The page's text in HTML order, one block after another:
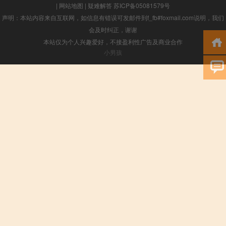
| 网站地图 | 疑难解答 苏ICP备05081579号
声明：本站内容来自互联网，如信息有错误可发邮件到f_fb#foxmail.com说明，我们
会及时纠正，谢谢
本站仅为个人兴趣爱好，不接盈利性广告及商业合作
小男孩